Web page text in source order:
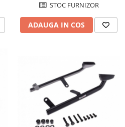
STOC FURNIZOR
ADAUGA IN COS